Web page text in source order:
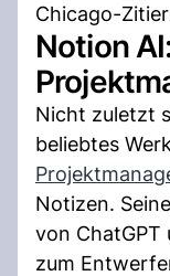
Chicago-
Notion
Nicht zuletzt
beliebtes
Notizen.
von ChatGPT
zum